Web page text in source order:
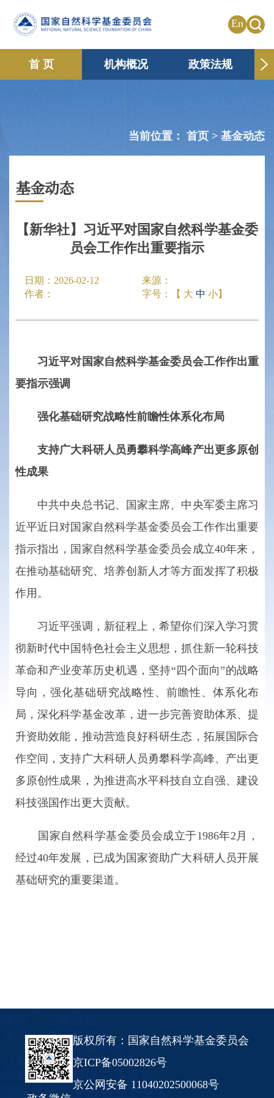
En
首 页 机构概况 政策法规
当前位置： 首页 > 基金动态
基金动态
【新华社】习近平对国家自然科学基金委
员会工作作出重要指示
日期： 2026-02-12
来源：
作者：
字号：【 大 中 小】
习近平对国家自然科学基金委员会工作作出重
要指示强调
强化基础研究战略性前瞻性体系化布局
支持广大科研人员勇攀科学高峰产出更多原创
性成果
中共中央总书记、国家主席、中央军委主席习
近平近日对国家自然科学基金委员会工作作出重要
指示指出，国家自然科学基金委员会成立40年来，
在推动基础研究、培养创新人才等方面发挥了积极
作用。
习近平强调，新征程上，希望你们深入学习贯
彻新时代中国特色社会主义思想，抓住新一轮科技
革命和产业变革历史机遇，坚持“四个面向”的战略
导向，强化基础研究战略性、前瞻性、体系化布
局，深化科学基金改革，进一步完善资助体系、提
升资助效能，推动营造良好科研生态，拓展国际合
作空间，支持广大科研人员勇攀科学高峰、产出更
多原创性成果，为推进高水平科技自立自强、建设
科技强国作出更大贡献。
国家自然科学基金委员会成立于1986年2月，
经过40年发展，已成为国家资助广大科研人员开展
基础研究的重要渠道。
版权所有：国家自然科学基金委员会
京ICP备05002826号
京公网安备 11040202500068号